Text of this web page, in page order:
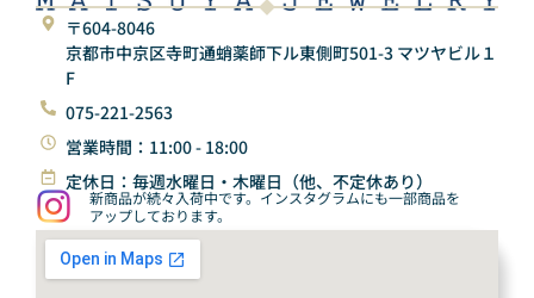
〒604-8046
京都市中京区寺町通蛸薬師下ル東側町501-3 マツヤビル１
F
075-221-2563
営業時間：11:00 - 18:00
定休日：毎週水曜日・木曜日（他、不定休あり）
新商品が続々入荷中です。インスタグラムにも一部商品を
アップしております。